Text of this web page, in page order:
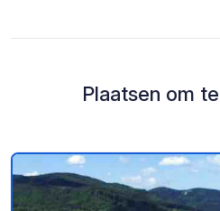
Plaatsen om